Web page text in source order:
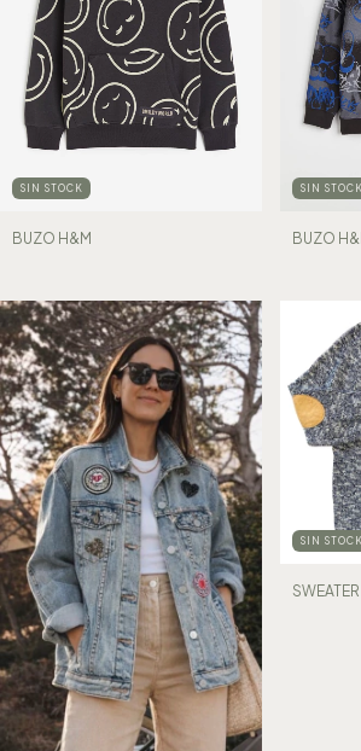
SIN STOCK
BUZO H&M
SIN STOCK
BUZO
SIN STOCK